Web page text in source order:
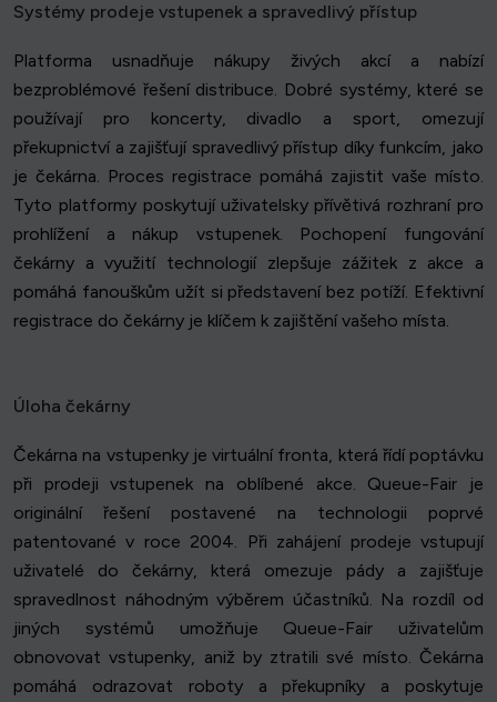
Systémy prodeje vstupenek a spravedlivý přístup
Platforma usnadňuje nákupy živých akcí a nabízí
bezproblémové řešení distribuce. Dobré systémy, které se
používají pro koncerty, divadlo a sport, omezují
překupnictví a zajišťují spravedlivý přístup díky funkcím, jako
je čekárna. Proces registrace pomáhá zajistit vaše místo.
Tyto platformy poskytují uživatelsky přívětivá rozhraní pro
prohlížení a nákup vstupenek. Pochopení fungování
čekárny a využití technologií zlepšuje zážitek z akce a
pomáhá fanouškům užít si představení bez potíží. Efektivní
registrace do čekárny je klíčem k zajištění vašeho místa.
Úloha čekárny
Čekárna na vstupenky je virtuální fronta, která řídí poptávku
při prodeji vstupenek na oblíbené akce. Queue-Fair je
originální řešení postavené na technologii poprvé
patentované v roce 2004. Při zahájení prodeje vstupují
uživatelé do čekárny, která omezuje pády a zajišťuje
spravedlnost náhodným výběrem účastníků. Na rozdíl od
jiných systémů umožňuje Queue-Fair uživatelům
obnovovat vstupenky, aniž by ztratili své místo. Čekárna
pomáhá odrazovat roboty a překupníky a poskytuje